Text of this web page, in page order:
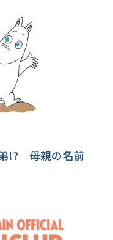
!? 母親の名前